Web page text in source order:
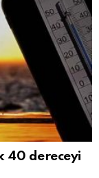
40 dereceyi